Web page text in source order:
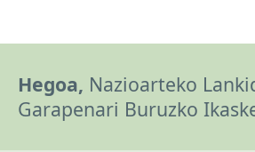
Hegoa, Nazioarteko
Garapenari Buruzko